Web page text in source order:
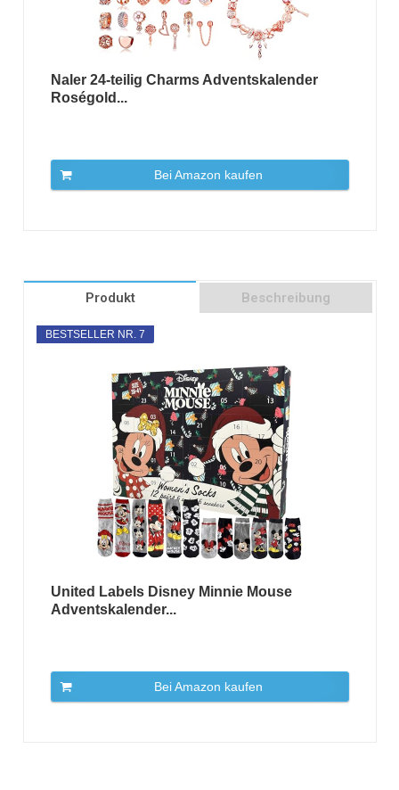
Naler 24-teilig Charms Adventskalender
Roségold...
Bei Amazon kaufen
Produkt Beschreibung
BESTSELLER NR. 7
United Labels Disney Minnie Mouse
Adventskalender...
Bei Amazon kaufen